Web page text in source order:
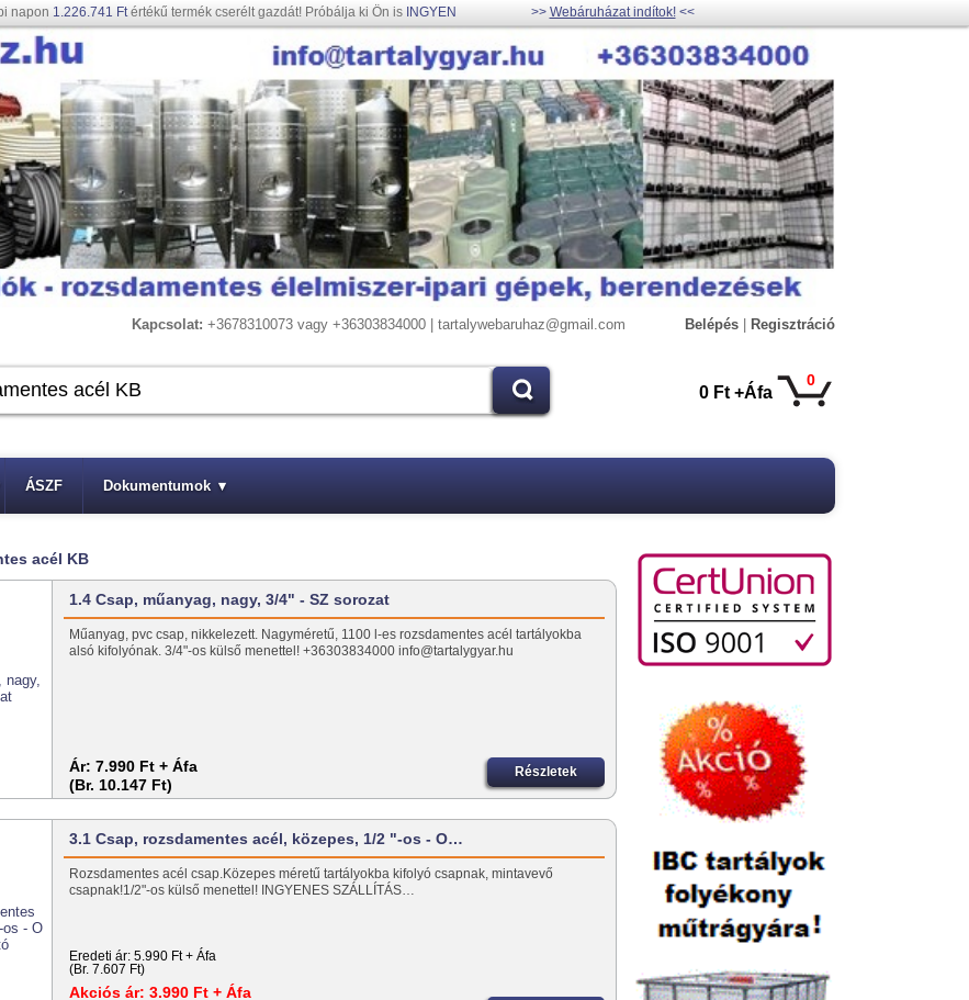
napon 1.226.741 Ftértékű termék cserélt gazdát! Próbálja ki Ön is INGYEN >> Webáruházat indítok!<<
Kapcsolat: +3678310073 vagy +36303834000 | tartalywebaruhaz@gmail.com Belépés Regisztráció
0
0 Ft +Áfa
ÁSZF Dokumentumok ▾
acél KB
1.4 Csap, műanyag, nagy, 3/4" - SZ sorozat
Műanyag, pvc csap, nikkelezett. Nagyméretű, 1100 l-es rozsdamentes acél tartályokba
alsó kifolyónak. 3/4"-os külső menettel! +36303834000 info@tartalygyar.hu
Ár: 7.990 Ft + Áfa
(Br. 10.147 Ft)
Részletek
3.1 Csap, rozsdamentes acél, közepes, 1/2 "-os - O…
Rozsdamentes acél csap.Közepes méretű tartályokba kifolyó csapnak, mintavevő
csapnak!1/2"-os külső menettel! INGYENES SZÁLLÍTÁS…
Eredeti ár: 5.990 Ft + Áfa
(Br. 7.607 Ft)
Akciós ár: 3.990 Ft + Áfa